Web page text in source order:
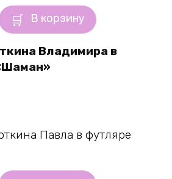
В корзину
Владимира в